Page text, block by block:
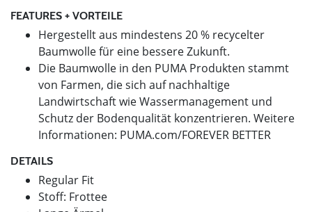
FEATURES + VORTEILE
Hergestellt aus mindestens 20 % recycelter
Baumwolle für eine bessere Zukunft.
Die Baumwolle in den PUMA Produkten stammt
von Farmen, die sich auf nachhaltige
Landwirtschaft wie Wassermanagement und
Schutz der Bodenqualität konzentrieren. Weitere
Informationen: PUMA.com/FOREVER BETTER
DETAILS
Regular Fit
Stoff: Frottee